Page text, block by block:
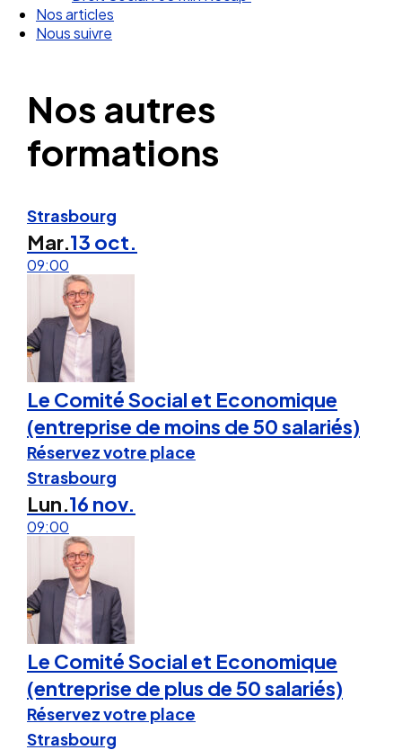
Nous suivre
Nos autres
formations
Strasbourg
Mar.13 oct.
09:00
Le Comité Social et Economique
(entreprise de moins de 50 salariés)
Réservez votre place
Strasbourg
Lun.16 nov.
09:00
Le Comité Social et Economique
(entreprise de plus de 50 salariés)
Réservez votre place
Strasbourg